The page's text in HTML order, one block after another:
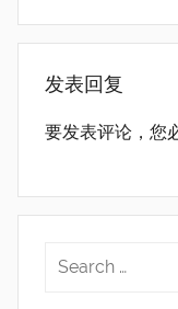
发表回复
要发表评论，您